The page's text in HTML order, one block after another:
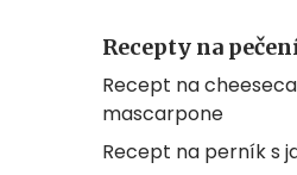
Recepty na
Recept na
mascarpone
Recept na perník s